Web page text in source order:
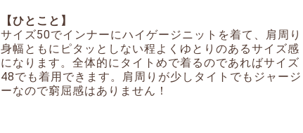
【ひとこと】
サイズ50でインナーにハイゲージニットを着て、肩周り
身幅ともにピタッとしない程よくゆとりのあるサイズ感
になります。全体的にタイトめで着るのであればサイズ
48でも着用できます。肩周りが少しタイトでもジャージ
ーなので窮屈感はありません！